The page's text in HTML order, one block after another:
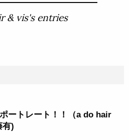
& vis's entries
ートレート！！（a do hair
)